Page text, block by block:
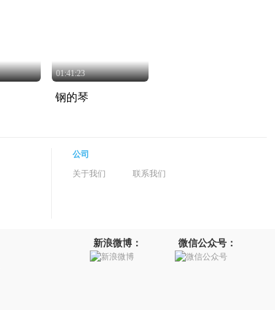
01:41:23
钢的琴
公司
关于我们
联系我们
新浪微博： 微信公众号：